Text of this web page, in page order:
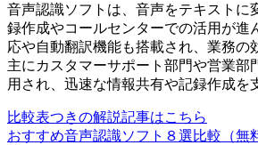
音声認識ソフトは、音声をテキストに
録作成やコールセンターでの活用が進
応や自動翻訳機能も搭載され、業務の
主にカスタマーサポート部門や営業部
用され、迅速な情報共有や記録作成を
比較表つきの解説記事はこちら
おすすめ音声認識ソフト８選比較（無